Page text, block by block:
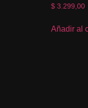
$ 3.299,00
Añadir al